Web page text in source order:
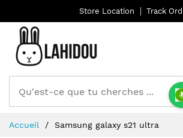
Store Location Track
au
Accueil Samsung galaxy s21 ultra